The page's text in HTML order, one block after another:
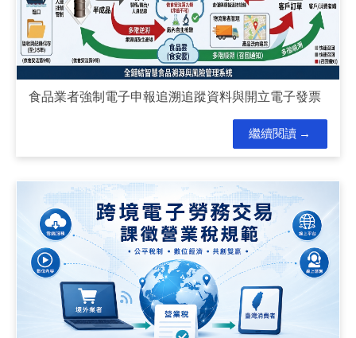
食品業者強制電子申報追溯追蹤資料與開立電子發票
繼續閱讀